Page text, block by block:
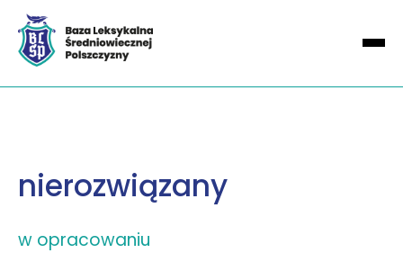
nierozwiązany
w opracowaniu